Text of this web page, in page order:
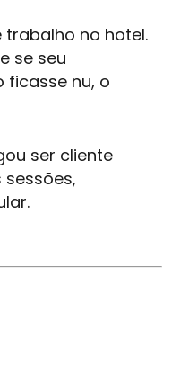
no hotel.
se seu
ficasse nu, o
ser cliente